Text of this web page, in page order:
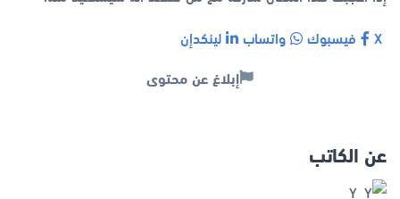
فيسبوك واتساب لينكدإن
إبلاغ عن محتوى
عن الكاتب